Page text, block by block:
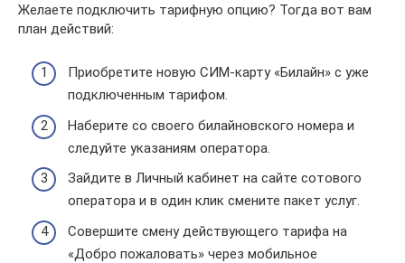
Желаете подключить тарифную опцию? Тогда вот вам
план действий:
Приобретите новую СИМ-карту «Билайн» с уже
подключенным тарифом.
Наберите со своего билайновского номера и
следуйте указаниям оператора.
Зайдите в Личный кабинет на сайте сотового
оператора и в один клик смените пакет услуг.
Совершите смену действующего тарифа на
«Добро пожаловать» через мобильное